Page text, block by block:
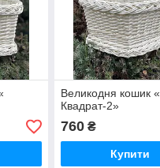
Великодня кошик «
Квадрат-2»
760₴
Купити